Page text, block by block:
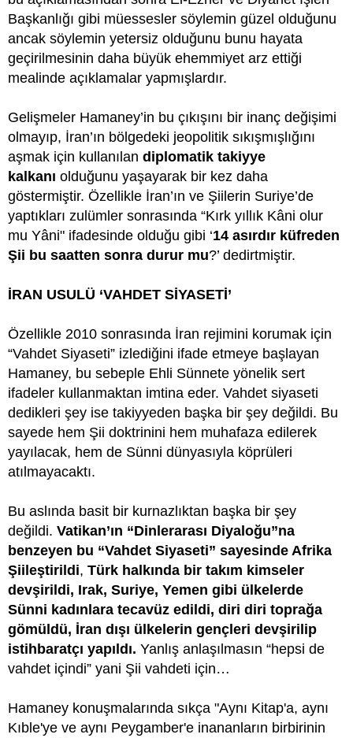
Başkanlığı gibi müessesler söylemin güzel olduğunu
ancak söylemin yetersiz olduğunu bunu hayata
geçirilmesinin daha büyük ehemmiyet arz ettiği
mealinde açıklamalar yapmışlardır.
Gelişmeler Hamaney’in bu çıkışını bir inanç değişimi
olmayıp, İran’ın bölgedeki jeopolitik sıkışmışlığını
aşmak için kullanılan diplomatik takiyye
kalkanı olduğunu yaşayarak bir kez daha
göstermiştir. Özellikle İran’ın ve Şiilerin Suriye’de
yaptıkları zulümler sonrasında “Kırk yıllık Kâni olur
mu Yâni" ifadesinde olduğu gibi ‘14 asırdır küfreden
Şii bu saatten sonra durur mu?’ dedirtmiştir.
İRAN USULÜ ‘VAHDET SİYASETİ’
Özellikle 2010 sonrasında İran rejimini korumak için
“Vahdet Siyaseti” izlediğini ifade etmeye başlayan
Hamaney, bu sebeple Ehli Sünnete yönelik sert
ifadeler kullanmaktan imtina eder. Vahdet siyaseti
dedikleri şey ise takiyyeden başka bir şey değildi. Bu
sayede hem Şii doktrinini hem muhafaza edilerek
yayılacak, hem de Sünni dünyasıyla köprüleri
atılmayacaktı.
Bu aslında basit bir kurnazlıktan başka bir şey
değildi. Vatikan’ın “Dinlerarası Diyaloğu”na
benzeyen bu “Vahdet Siyaseti” sayesinde Afrika
Şiileştirildi, Türk halkında bir takım kimseler
devşirildi, Irak, Suriye, Yemen gibi ülkelerde
Sünni kadınlara tecavüz edildi, diri diri toprağa
gömüldü, İran dışı ülkelerin gençleri devşirilip
istihbaratçı yapıldı. Yanlış anlaşılmasın “hepsi de
vahdet içindi” yani Şii vahdeti için…
Hamaney konuşmalarında sıkça "Aynı Kitap'a, aynı
Kıble'ye ve aynı Peygamber'e inananların birbirinin